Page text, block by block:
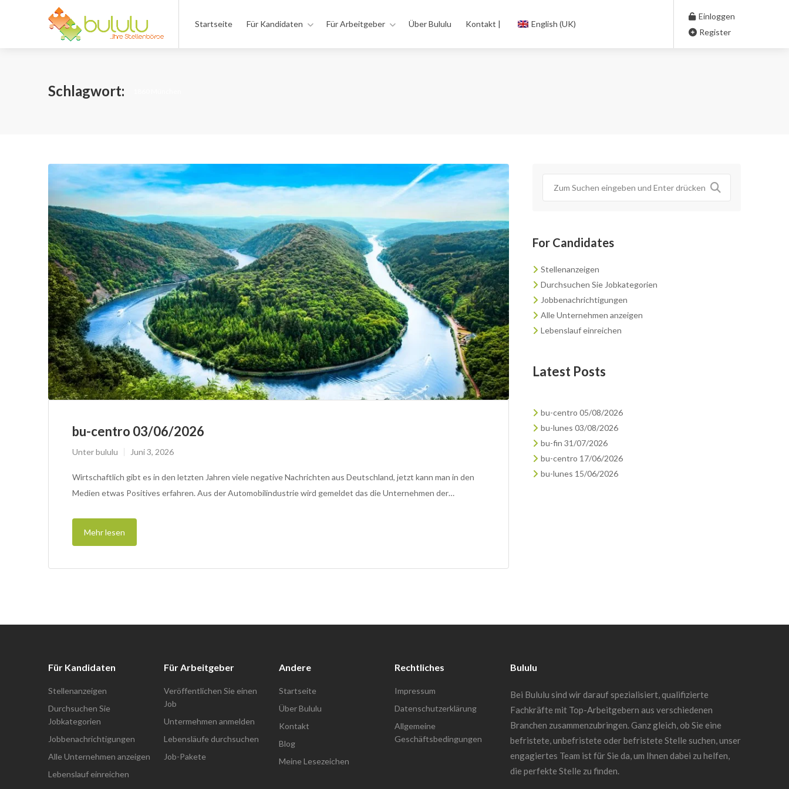
Startseite Für Kandidaten Für Arbeitgeber Über Bululu Kontakt | English (UK)
Einloggen
Register
Schlagwort:
bu-centro 03/06/2026
Unterbululu Juni 3, 2026
Wirtschaftlich gibt es in den letzten Jahren viele negative Nachrichten aus Deutschland, jetzt kann man in den
Medien etwas Positives erfahren. Aus der Automobilindustrie wird gemeldet das die Unternehmen der…
Mehr lesen
For Candidates
Stellenanzeigen
Durchsuchen Sie Jobkategorien
Jobbenachrichtigungen
Alle Unternehmen anzeigen
Lebenslauf einreichen
Latest Posts
bu-centro 05/08/2026
bu-lunes 03/08/2026
bu-fin 31/07/2026
bu-centro 17/06/2026
bu-lunes 15/06/2026
Für Kandidaten
Stellenanzeigen
Durchsuchen Sie
Jobkategorien
Jobbenachrichtigungen
Alle Unternehmen anzeigen
Lebenslauf einreichen
Für Arbeitgeber
Veröffentlichen Sie einen
Job
Untermehmen anmelden
Lebensläufe durchsuchen
Job-Pakete
Andere
Startseite
Über Bululu
Kontakt
Blog
Meine Lesezeichen
Rechtliches
Impressum
Datenschutzerklärung
Allgemeine
Geschäftsbedingungen
Bululu
Bei Bululu sind wir darauf spezialisiert, qualifizierte
Fachkräfte mit Top-Arbeitgebern aus verschiedenen
Branchen zusammenzubringen. Ganz gleich, ob Sie eine
befristete, unbefristete oder befristete Stelle suchen, unser
engagiertes Team ist für Sie da, um Ihnen dabei zu helfen,
die perfekte Stelle zu finden.